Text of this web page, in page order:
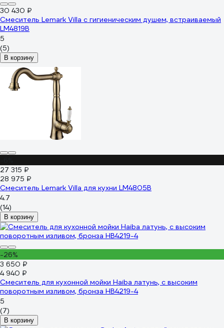
30 430 ₽
Смеситель Lemark Villa с гигиеническим душем, встраиваемый
LM4819B
5
(5)
В корзину
27 315 ₽
28 975 ₽
Смеситель Lemark Villa для кухни LM4805B
4.7
(14)
В корзину
-26%
3 650 ₽
4 940 ₽
Смеситель для кухонной мойки Haiba латунь, с высоким
поворотным изливом, бронза HB4219-4
5
(7)
В корзину